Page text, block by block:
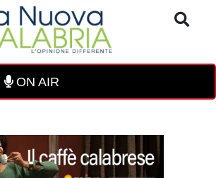
ON AIR